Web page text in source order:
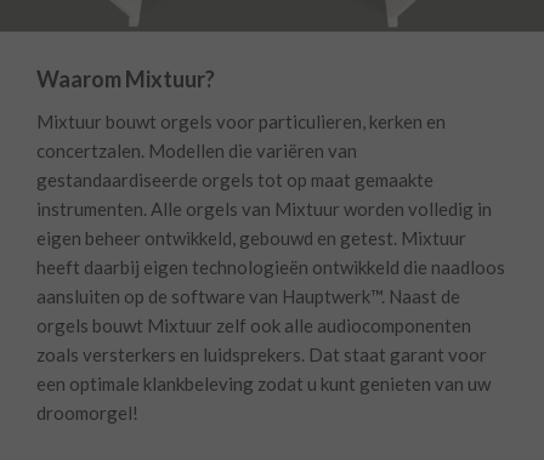
Waarom Mixtuur?
Mixtuur bouwt orgels voor particulieren, kerken en
concertzalen. Modellen die variëren van
gestandaardiseerde orgels tot op maat gemaakte
instrumenten. Alle orgels van Mixtuur worden volledig in
eigen beheer ontwikkeld, gebouwd en getest. Mixtuur
heeft daarbij eigen technologieën ontwikkeld die naadloos
aansluiten op de software van Hauptwerk™. Naast de
orgels bouwt Mixtuur zelf ook alle audiocomponenten
zoals versterkers en luidsprekers. Dat staat garant voor
een optimale klankbeleving zodat u kunt genieten van uw
droomorgel!